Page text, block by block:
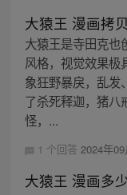
大猿王 漫画拷贝
大猿王是寺田克也
风格，视觉效果极
象狂野暴戾，乱发
了杀死释迦，猪八
怪，...
1 个回答 2024年
大猿王 漫画多